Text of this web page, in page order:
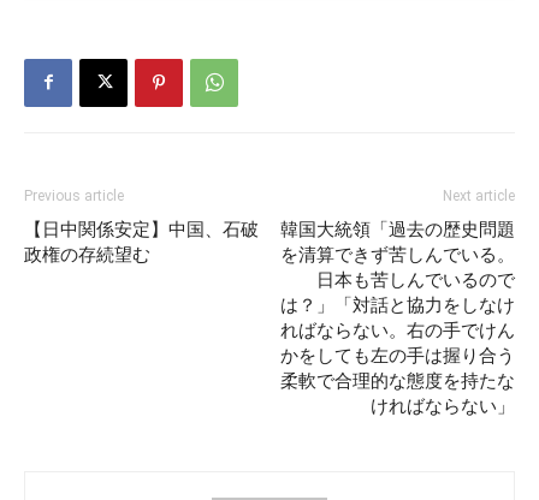
Previous article
【日中関係安定】中国、石破
政権の存続望む
Next article
韓国大統領「過去の歴史問題
を清算できず苦しんでいる。
日本も苦しんでいるので
は？」「対話と協力をしなけ
ればならない。右の手でけん
かをしても左の手は握り合う
柔軟で合理的な態度を持たな
ければならない」